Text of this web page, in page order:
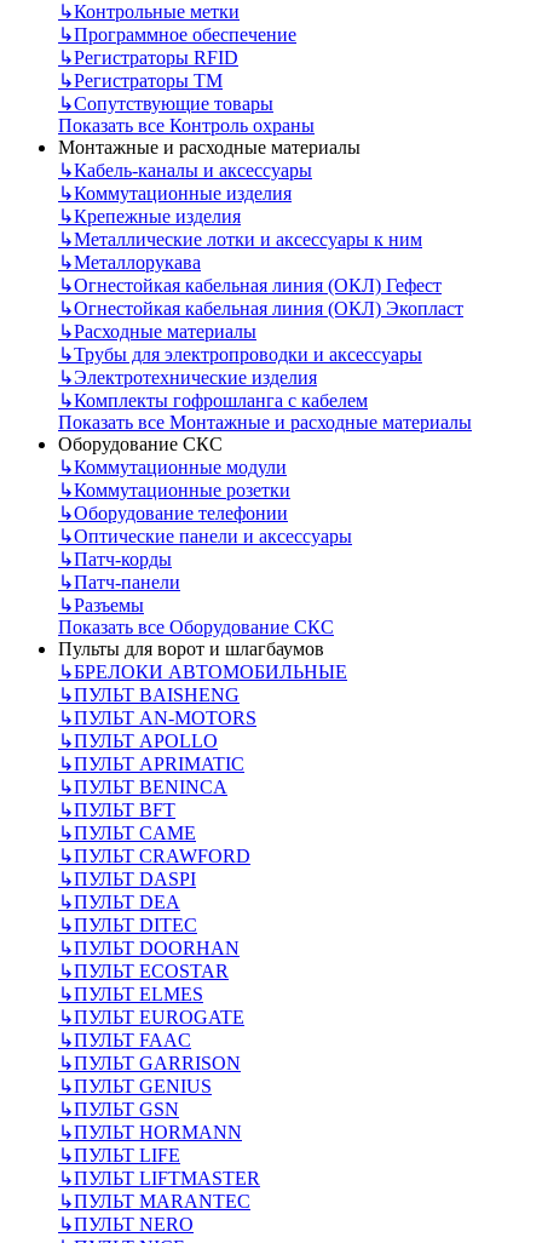
↳Контрольные метки
↳Программное обеспечение
↳Регистраторы RFID
↳Регистраторы ТМ
↳Сопутствующие товары
Показать все Контроль охраны
Монтажные и расходные материалы
↳Кабель-каналы и аксессуары
↳Коммутационные изделия
↳Крепежные изделия
↳Металлические лотки и аксессуары к ним
↳Металлорукава
↳Огнестойкая кабельная линия (ОКЛ) Гефест
↳Огнестойкая кабельная линия (ОКЛ) Экопласт
↳Расходные материалы
↳Трубы для электропроводки и аксессуары
↳Электротехнические изделия
↳Комплекты гофрошланга с кабелем
Показать все Монтажные и расходные материалы
Оборудование СКС
↳Коммутационные модули
↳Коммутационные розетки
↳Оборудование телефонии
↳Оптические панели и аксессуары
↳Патч-корды
↳Патч-панели
↳Разъемы
Показать все Оборудование СКС
Пульты для ворот и шлагбаумов
↳БРЕЛОКИ АВТОМОБИЛЬНЫЕ
↳ПУЛЬТ BAISHENG
↳ПУЛЬТ AN-MOTORS
↳ПУЛЬТ APOLLO
↳ПУЛЬТ APRIMATIC
↳ПУЛЬТ BENINCA
↳ПУЛЬТ BFT
↳ПУЛЬТ CAME
↳ПУЛЬТ CRAWFORD
↳ПУЛЬТ DASPI
↳ПУЛЬТ DEA
↳ПУЛЬТ DITEC
↳ПУЛЬТ DOORHAN
↳ПУЛЬТ ECOSTAR
↳ПУЛЬТ ELMES
↳ПУЛЬТ EUROGATE
↳ПУЛЬТ FAAC
↳ПУЛЬТ GARRISON
↳ПУЛЬТ GENIUS
↳ПУЛЬТ GSN
↳ПУЛЬТ HORMANN
↳ПУЛЬТ LIFE
↳ПУЛЬТ LIFTMASTER
↳ПУЛЬТ MARANTEC
↳ПУЛЬТ NERO